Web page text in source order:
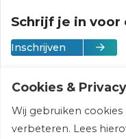
Schrijf je in voor
Inschrijven
Vereniging
Cookies & Privacy
Wij gebruiken
verbeteren. Lees